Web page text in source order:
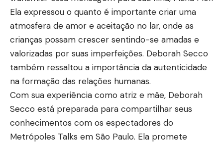
Ela expressou o quanto é importante criar uma
atmosfera de amor e aceitação no lar, onde as
crianças possam crescer sentindo-se amadas e
valorizadas por suas imperfeições. Deborah Secco
também ressaltou a importância da autenticidade
na formação das relações humanas.
Com sua experiência como atriz e mãe, Deborah
Secco está preparada para compartilhar seus
conhecimentos com os espectadores do
Metrópoles Talks em São Paulo. Ela promete